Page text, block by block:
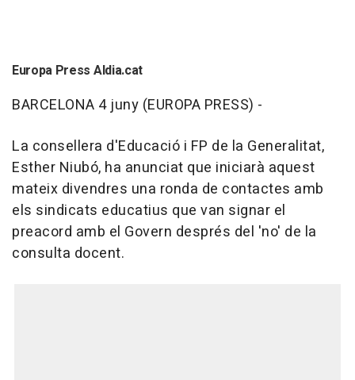
Europa Press Aldia.cat
BARCELONA 4 juny (EUROPA PRESS) -
La consellera d'Educació i FP de la Generalitat,
Esther Niubó, ha anunciat que iniciarà aquest
mateix divendres una ronda de contactes amb
els sindicats educatius que van signar el
preacord amb el Govern després del 'no' de la
consulta docent.